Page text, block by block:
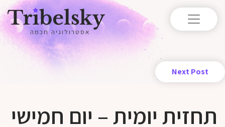
אסטרולוגיה חכמה
Next Post
תחזית יומית – יום חמישי